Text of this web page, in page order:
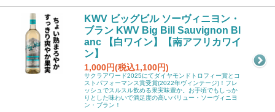
KWV ビッグビル ソーヴィニヨン・
ブラン KWV Big Bill Sauvignon Bl
anc 【白ワイン】【南アフリカワイ
ン】
1,000円(税込1,100円)
サクラアワード2025にてダイヤモンドトロフィー賞とコ
ストパフォーマンス賞受賞(2022年ヴィンテージ)！フレ
ッシュでスルスル飲める果実味豊か。お手頃でもしっか
りとした味わいで満足度の高いバリュー・ソーヴィニヨ
ン・ブラン！